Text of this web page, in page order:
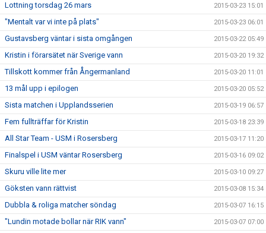
Lottning torsdag 26 mars 2015-03-23 15:01
"Mentalt var vi inte på plats" 2015-03-23 06:01
Gustavsberg väntar i sista omgången 2015-03-22 05:49
Kristin i förarsätet när Sverige vann 2015-03-20 19:32
Tillskott kommer från Ångermanland 2015-03-20 11:01
13 mål upp i epilogen 2015-03-20 05:52
Sista matchen i Upplandsserien 2015-03-19 06:57
Fem fullträffar för Kristin 2015-03-18 23:39
All Star Team - USM i Rosersberg 2015-03-17 11:20
Finalspel i USM väntar Rosersberg 2015-03-16 09:02
Skuru ville lite mer 2015-03-10 09:27
Göksten vann rättvist 2015-03-08 15:34
Dubbla & roliga matcher söndag 2015-03-07 16:15
"Lundin motade bollar när RIK vann" 2015-03-07 07:00